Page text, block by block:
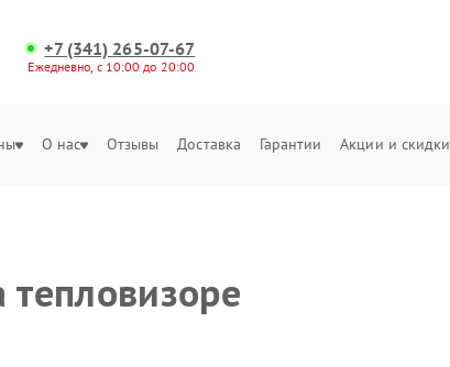
+7 (341) 265-07-67
Ежедневно, с 10:00 до 20:00
О нас Отзывы Доставка Гарантии Акции и скидки
тепловизоре